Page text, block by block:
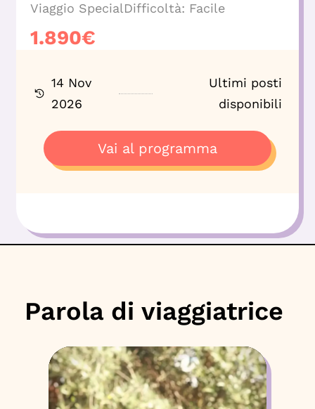
Viaggio SpecialDifficoltà: Facile
1.890€
14 Nov
2026
Ultimi posti
disponibili
Vai al programma
Parola di viaggiatrice